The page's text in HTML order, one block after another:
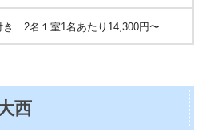
き 2名１室1名あたり14,300円〜
西